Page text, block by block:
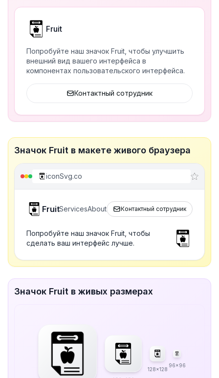
Fruit
Попробуйте наш значок Fruit, чтобы улучшить
внешний вид вашего интерфейса в
компонентах пользовательского интерфейса.
Контактный сотрудник
Значок Fruit в макете живого браузера
iconSvg.co
FruitServicesAbout Контактный сотрудник
Попробуйте наш значок Fruit, чтобы
сделать ваш интерфейс лучше.
Значок Fruit в живых размерах
128x128
96x96